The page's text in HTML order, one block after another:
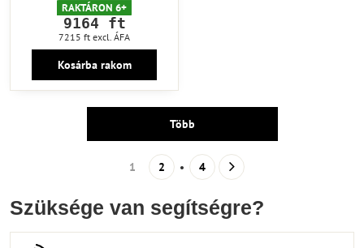
RAKTÁRON 6+
9164 ft
7215 ft excl. ÁFA
Kosárba rakom
Több
1 2 4
Szüksége van segítségre?